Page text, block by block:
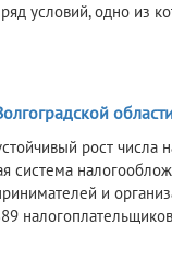
условий, одно из
рост
система
и